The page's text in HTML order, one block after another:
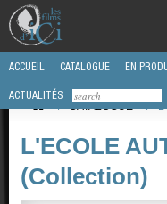
ACCUEIL CATALOGUE EN
ACTUALITÉS
/
CATALOGUE /
L'ECOLE
(Collection)